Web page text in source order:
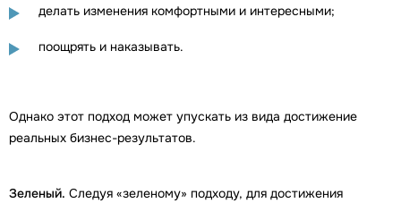
делать изменения комфортными и интересными;
поощрять и наказывать.
Однако этот подход может упускать из вида достижение
реальных бизнес-результатов.
Зеленый. Следуя «зеленому» подходу, для достижения